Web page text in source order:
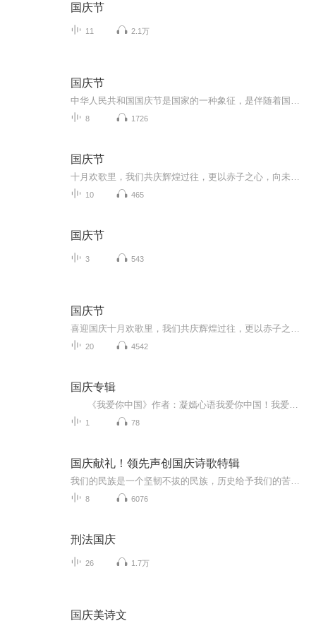
国庆节
11 2.1万
国庆节
8 1726
国庆节
10 465
国庆节
3 543
国庆节
20 4542
国庆专辑
1 78
国庆献礼！领先声创国庆诗歌特辑
8 6076
刑法国庆
26 1.7万
国庆美诗文